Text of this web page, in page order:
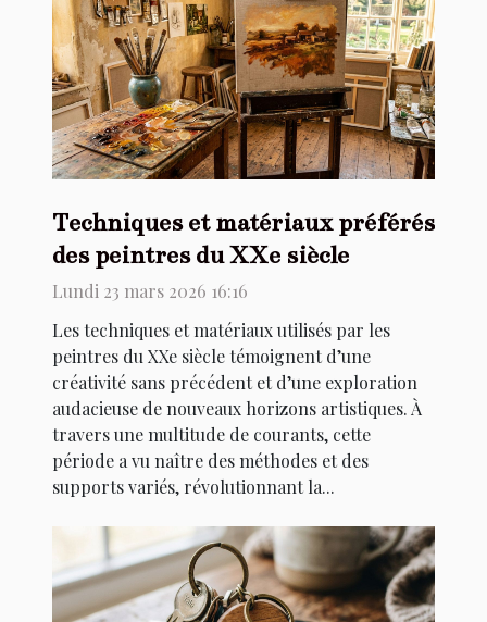
Techniques et matériaux préférés
des peintres du XXe siècle
Lundi 23 mars 2026 16:16
Les techniques et matériaux utilisés par les
peintres du XXe siècle témoignent d’une
créativité sans précédent et d’une exploration
audacieuse de nouveaux horizons artistiques. À
travers une multitude de courants, cette
période a vu naître des méthodes et des
supports variés, révolutionnant la...